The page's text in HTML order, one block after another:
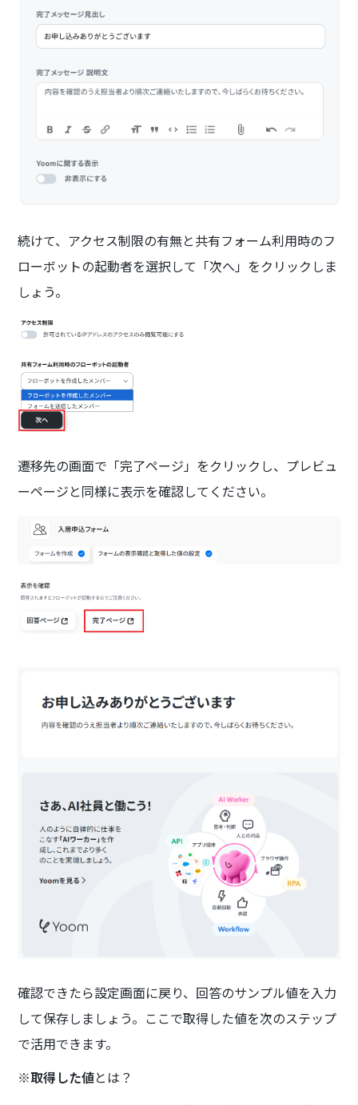
続けて、アクセス制限の有無と共有フォーム利用時のフ
ローボットの起動者を選択して「次へ」をクリックしま
しょう。
遷移先の画面で「完了ページ」をクリックし、プレビュ
ーページと同様に表示を確認してください。
確認できたら設定画面に戻り、回答のサンプル値を入力
して保存しましょう。ここで取得した値を次のステップ
で活用できます。
※取得した値とは？